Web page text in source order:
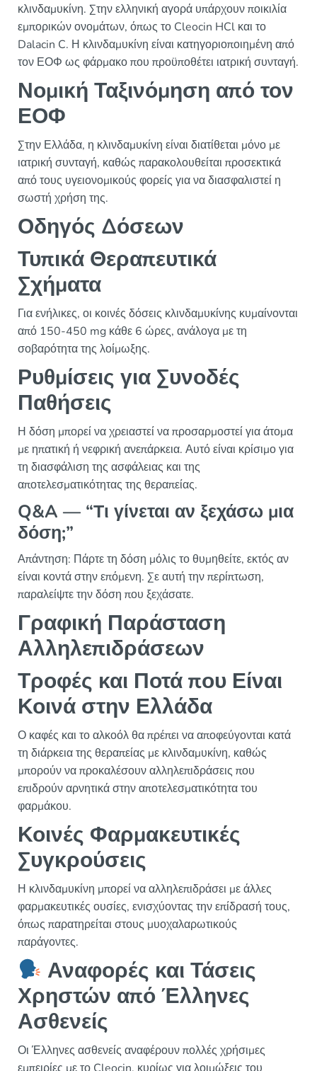
κλινδαμυκίνη. Στην ελληνική αγορά υπάρχουν ποικιλία
εμπορικών ονομάτων, όπως το Cleocin HCl και το
Dalacin C. Η κλινδαμυκίνη είναι κατηγοριοποιημένη από
τον ΕΟΦ ως φάρμακο που προϋποθέτει ιατρική συνταγή.
Νομική Ταξινόμηση από τον
ΕΟΦ
Στην Ελλάδα, η κλινδαμυκίνη είναι διατίθεται μόνο με
ιατρική συνταγή, καθώς παρακολουθείται προσεκτικά
από τους υγειονομικούς φορείς για να διασφαλιστεί η
σωστή χρήση της.
Οδηγός Δόσεων
Τυπικά Θεραπευτικά
Σχήματα
Για ενήλικες, οι κοινές δόσεις κλινδαμυκίνης κυμαίνονται
από 150-450 mg κάθε 6 ώρες, ανάλογα με τη
σοβαρότητα της λοίμωξης.
Ρυθμίσεις για Συνοδές
Παθήσεις
Η δόση μπορεί να χρειαστεί να προσαρμοστεί για άτομα
με ηπατική ή νεφρική ανεπάρκεια. Αυτό είναι κρίσιμο για
τη διασφάλιση της ασφάλειας και της
αποτελεσματικότητας της θεραπείας.
Q&A — “Τι γίνεται αν ξεχάσω μια
δόση;”
Απάντηση: Πάρτε τη δόση μόλις το θυμηθείτε, εκτός αν
είναι κοντά στην επόμενη. Σε αυτή την περίπτωση,
παραλείψτε την δόση που ξεχάσατε.
Γραφική Παράσταση
Αλληλεπιδράσεων
Τροφές και Ποτά που Είναι
Κοινά στην Ελλάδα
Ο καφές και το αλκοόλ θα πρέπει να αποφεύγονται κατά
τη διάρκεια της θεραπείας με κλινδαμυκίνη, καθώς
μπορούν να προκαλέσουν αλληλεπιδράσεις που
επιδρούν αρνητικά στην αποτελεσματικότητα του
φαρμάκου.
Κοινές Φαρμακευτικές
Συγκρούσεις
Η κλινδαμυκίνη μπορεί να αλληλεπιδράσει με άλλες
φαρμακευτικές ουσίες, ενισχύοντας την επίδρασή τους,
όπως παρατηρείται στους μυοχαλαρωτικούς
παράγοντες.
Αναφορές και Τάσεις
Χρηστών από Έλληνες
Ασθενείς
Οι Έλληνες ασθενείς αναφέρουν πολλές χρήσιμες